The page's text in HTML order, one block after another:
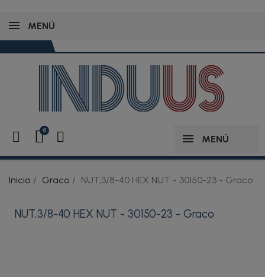
MENÚ
MENÚ
Inicio Graco NUT,3/8-40 HEX NUT - 30150-23 - Graco
NUT,3/8-40 HEX NUT - 30150-23 - Graco